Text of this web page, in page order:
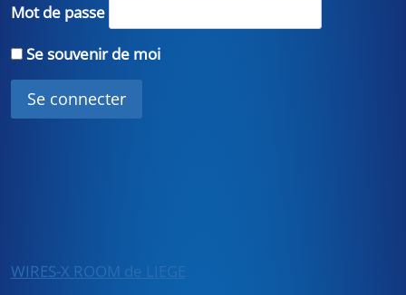
Mot de passe
Se souvenir de moi
WIRES-X ROOM de LIEGE